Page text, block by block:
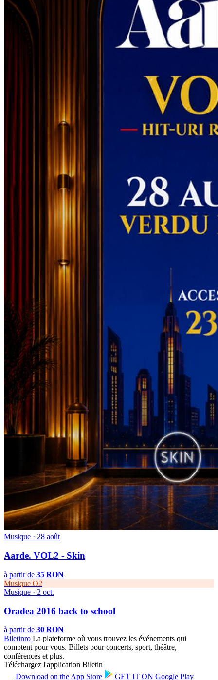
Musique · 28 août
Aarde. VOL2 - Skin
à partir de 35 RON
Musique O2
Musique · 2 oct.
Oradea 2016 back to school
à partir de 30 RON
Biletinro La plateforme où vous trouvez les événements qui
comptent pour vous. Billets pour concerts, sport, théâtre,
conférences et plus.
Téléchargez l'application Biletin
Download on the App Store GET IT ON Google Play